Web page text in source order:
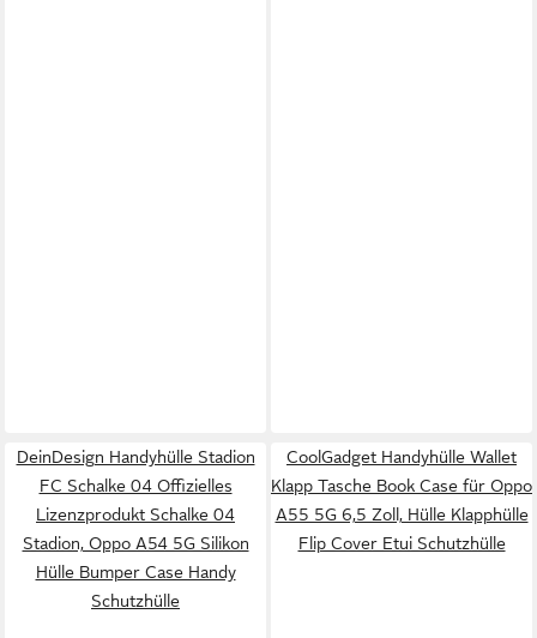
DeinDesign Handyhülle Stadion
FC Schalke 04 Offizielles
Lizenzprodukt Schalke 04
Stadion, Oppo A54 5G Silikon
Hülle Bumper Case Handy
Schutzhülle
CoolGadget Handyhülle Wallet
Klapp Tasche Book Case für Oppo
A55 5G 6,5 Zoll, Hülle Klapphülle
Flip Cover Etui Schutzhülle